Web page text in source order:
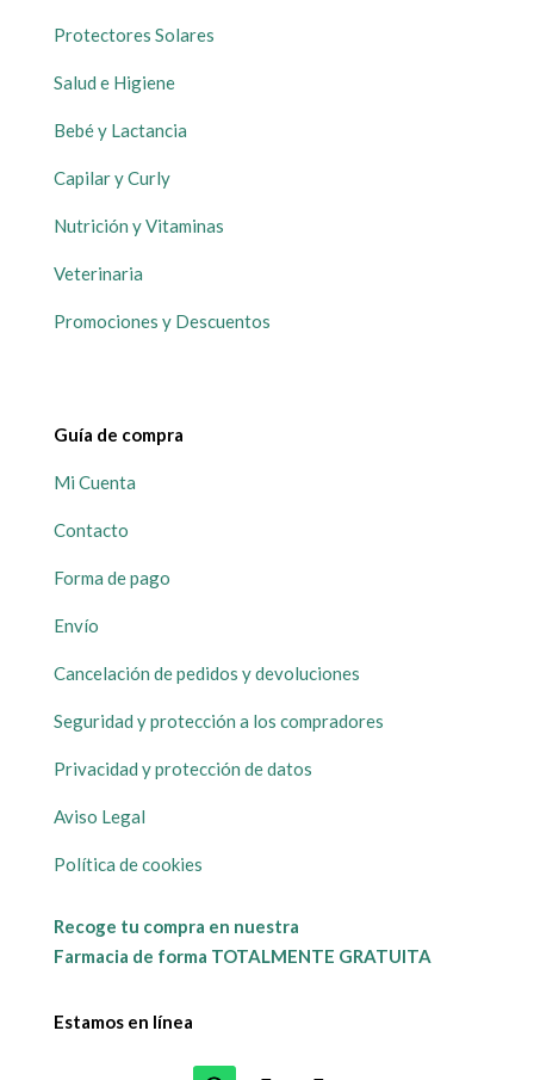
Protectores Solares
Salud e Higiene
Bebé y Lactancia
Capilar y Curly
Nutrición y Vitaminas
Veterinaria
Promociones y Descuentos
Guía de compra
Mi Cuenta
Contacto
Forma de pago
Envío
Cancelación de pedidos y devoluciones
Seguridad y protección a los compradores
Privacidad y protección de datos
Aviso Legal
Política de cookies
Recoge tu compra en nuestra
Farmacia de forma TOTALMENTE GRATUITA
Estamos en línea